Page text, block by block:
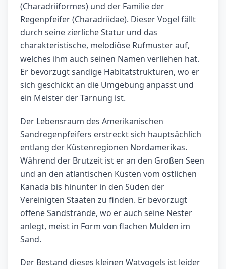
(Charadriiformes) und der Familie der
Regenpfeifer (Charadriidae). Dieser Vogel fällt
durch seine zierliche Statur und das
charakteristische, melodiöse Rufmuster auf,
welches ihm auch seinen Namen verliehen hat.
Er bevorzugt sandige Habitatstrukturen, wo er
sich geschickt an die Umgebung anpasst und
ein Meister der Tarnung ist.
Der Lebensraum des Amerikanischen
Sandregenpfeifers erstreckt sich hauptsächlich
entlang der Küstenregionen Nordamerikas.
Während der Brutzeit ist er an den Großen Seen
und an den atlantischen Küsten vom östlichen
Kanada bis hinunter in den Süden der
Vereinigten Staaten zu finden. Er bevorzugt
offene Sandstrände, wo er auch seine Nester
anlegt, meist in Form von flachen Mulden im
Sand.
Der Bestand dieses kleinen Watvogels ist leider